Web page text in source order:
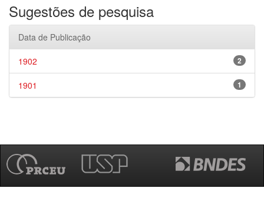
Sugestões de pesquisa
Data de Publicação
2
1902
1
1901